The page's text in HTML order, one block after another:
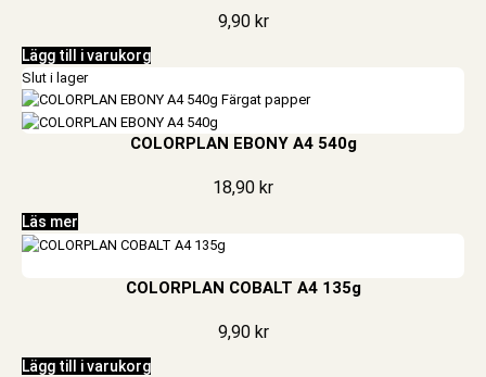
9,90 kr
Lägg till i varukorg
Slut i lager
COLORPLAN EBONY A4 540g
18,90 kr
Läs mer
COLORPLAN COBALT A4 135g
9,90 kr
Lägg till i varukorg